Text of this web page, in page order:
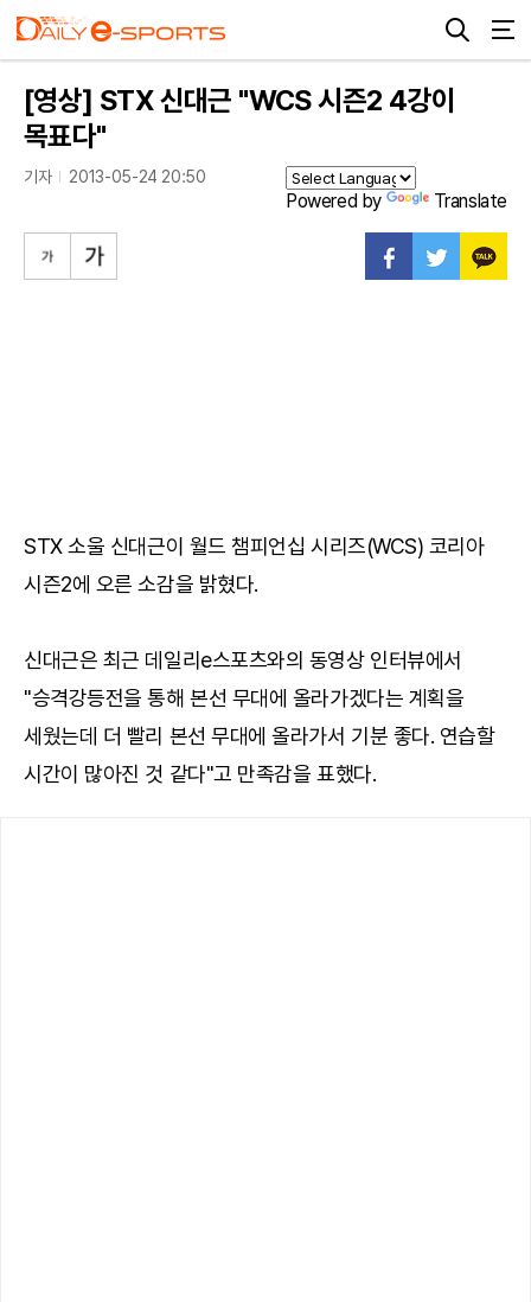
[영상] STX 신대근 "WCS 시즌2 4강이
목표다"
기자 2013-05-24 20:50
Powered by Translate
STX 소울 신대근이 월드 챔피언십 시리즈(WCS) 코리아
시즌2에 오른 소감을 밝혔다.
신대근은 최근 데일리e스포츠와의 동영상 인터뷰에서
"승격강등전을 통해 본선 무대에 올라가겠다는 계획을
세웠는데 더 빨리 본선 무대에 올라가서 기분 좋다. 연습할
시간이 많아진 것 같다"고 만족감을 표했다.